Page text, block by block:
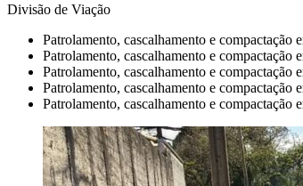
Divisão de Viação
Patrolamento, cascalhamento e
Patrolamento, cascalhamento e compactação
Patrolamento, cascalhamento e
Patrolamento, cascalhamento e
Patrolamento, cascalhamento e